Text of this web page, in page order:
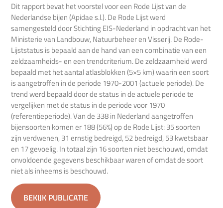
Dit rapport bevat het voorstel voor een Rode Lijst van de
Nederlandse bijen (Apidae s.l.). De Rode Lijst werd
samengesteld door Stichting EIS-Nederland in opdracht van het
Ministerie van Landbouw, Natuurbeheer en Visserij. De Rode-
Lijststatus is bepaald aan de hand van een combinatie van een
zeldzaamheids- en een trendcriterium. De zeldzaamheid werd
bepaald met het aantal atlasblokken (5×5 km) waarin een soort
is aangetroffen in de periode 1970-2001 (actuele periode). De
trend werd bepaald door de status in de actuele periode te
vergelijken met de status in de periode voor 1970
(referentieperiode). Van de 338 in Nederland aangetroffen
bijensoorten komen er 188 (56%) op de Rode Lijst: 35 soorten
zijn verdwenen, 31 ernstig bedreigd, 52 bedreigd, 53 kwetsbaar
en 17 gevoelig. In totaal zijn 16 soorten niet beschouwd, omdat
onvoldoende gegevens beschikbaar waren of omdat de soort
niet als inheems is beschouwd.
BEKIJK PUBLICATIE